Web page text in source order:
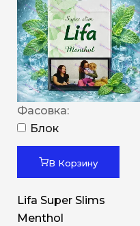
Фасовка:
Блок
В Корзину
Lifa Super Slims
Menthol